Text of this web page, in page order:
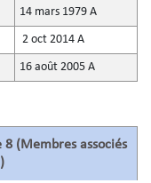
14 mars 1979 A
2 oct 2014 A
16 août 2005 A
(Membres associés